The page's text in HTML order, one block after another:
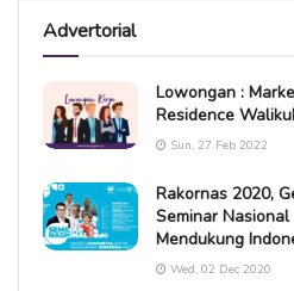
Advertorial
Lowongan :
Residence
Sun, 27 Feb 2022
Rakornas 2020,
Seminar
Mendukung
Wed, 02 Dec 2020